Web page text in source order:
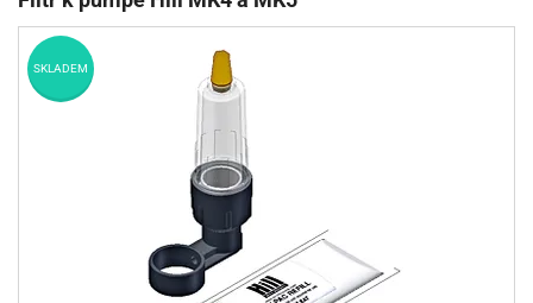
STŘELIVO
PŘÍSLUŠENSTVÍ
SKLADEM